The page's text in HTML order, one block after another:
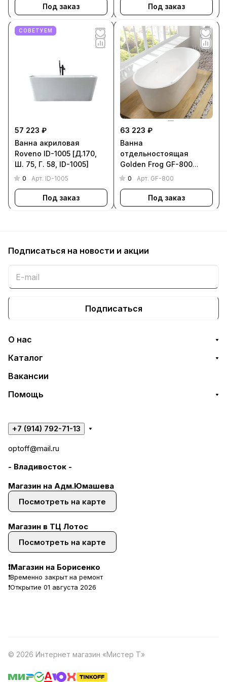
Под заказ Под заказ
СОВЕТУЕМ
57 223 ₽
Ванна акриловая
Roveno ID-1005 [Д.170,
Ш. 75, Г. 58, ID-1005]
0 Арт. ID-1005
Под заказ
63 223 ₽
Ванна
отдельностоящая
Golden Frog GF-800
[Д.170, Ш. 80, Г. 43, GF-
0 Арт. GF-800
Под заказ
Подписаться на новости и акции
Подписаться
О нас
Каталог
Вакансии
Помощь
+7 (914) 792-71-13
optoff@mail.ru
- Владивосток -
Магазин на Адм.Юмашева
Посмотреть на карте
Магазин в ТЦ Лотос
Посмотреть на карте
❗Магазин на Борисенко
❗Временно закрыт на ремонт
❗Открытие 01 августа 2026
© 2026 Интернет магазин «Мистер Т»